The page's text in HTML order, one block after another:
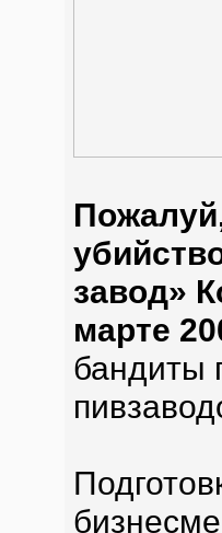
завод»
марте
бандиты